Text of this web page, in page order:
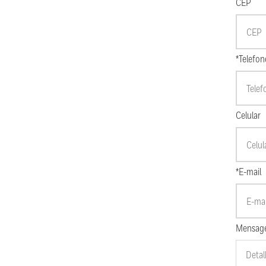
CEP
Celular
*E-mail